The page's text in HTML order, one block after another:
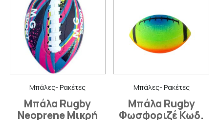
Μπάλες- Ρακέτες
Μπάλα Rugby
Neoprene Μικρή
Μπάλες- Ρακέτες
Μπάλα Rugby
Φωσφοριζέ Κωδ.